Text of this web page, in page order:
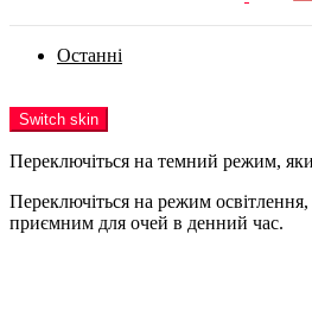
Останні
Switch skin
Переключіться на темний режим,
Переключіться на режим
приємним для очей в денний час.